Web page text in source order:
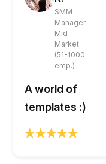
SMM
Manager
Mid-
Market
(51-1000
emp.)
A world of
templates :)